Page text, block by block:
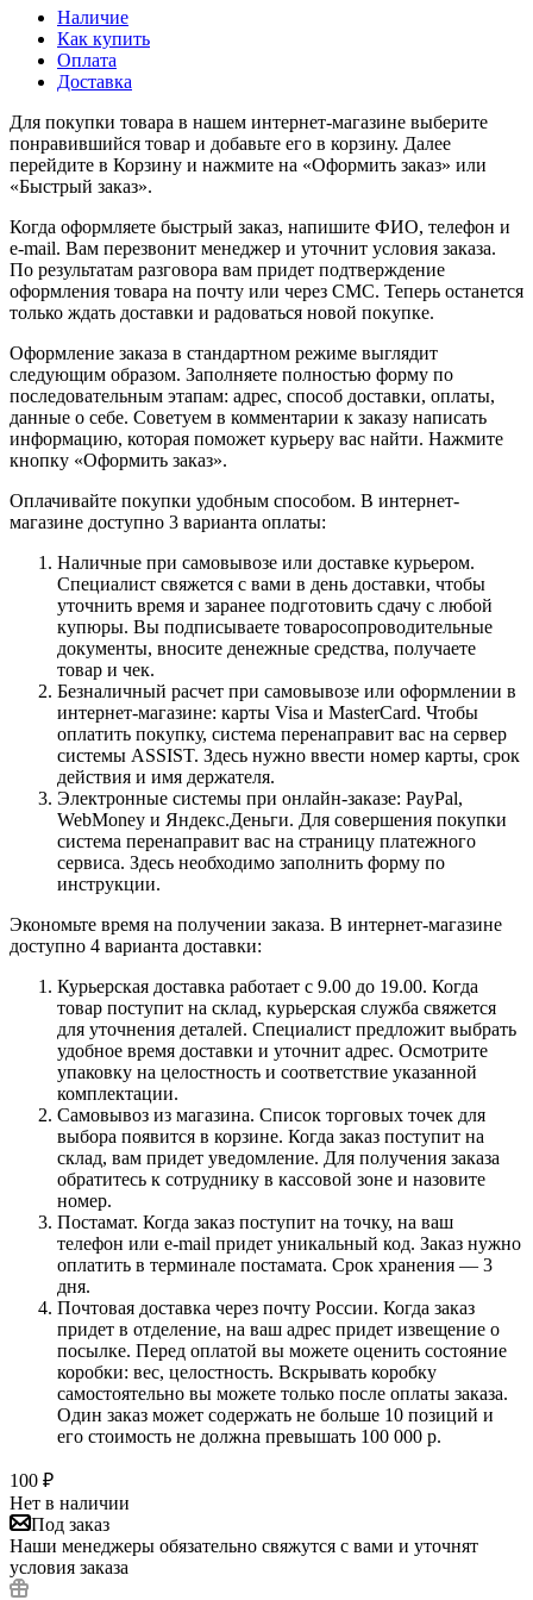
Наличие
Как купить
Оплата
Доставка
Для покупки товара в нашем интернет-магазине выберите
понравившийся товар и добавьте его в корзину. Далее
перейдите в Корзину и нажмите на «Оформить заказ» или
«Быстрый заказ».
Когда оформляете быстрый заказ, напишите ФИО, телефон и
e-mail. Вам перезвонит менеджер и уточнит условия заказа.
По результатам разговора вам придет подтверждение
оформления товара на почту или через СМС. Теперь останется
только ждать доставки и радоваться новой покупке.
Оформление заказа в стандартном режиме выглядит
следующим образом. Заполняете полностью форму по
последовательным этапам: адрес, способ доставки, оплаты,
данные о себе. Советуем в комментарии к заказу написать
информацию, которая поможет курьеру вас найти. Нажмите
кнопку «Оформить заказ».
Оплачивайте покупки удобным способом. В интернет-
магазине доступно 3 варианта оплаты:
Наличные при самовывозе или доставке курьером.
Специалист свяжется с вами в день доставки, чтобы
уточнить время и заранее подготовить сдачу с любой
купюры. Вы подписываете товаросопроводительные
документы, вносите денежные средства, получаете
товар и чек.
Безналичный расчет при самовывозе или оформлении в
интернет-магазине: карты Visa и MasterCard. Чтобы
оплатить покупку, система перенаправит вас на сервер
системы ASSIST. Здесь нужно ввести номер карты, срок
действия и имя держателя.
Электронные системы при онлайн-заказе: PayPal,
WebMoney и Яндекс.Деньги. Для совершения покупки
система перенаправит вас на страницу платежного
сервиса. Здесь необходимо заполнить форму по
инструкции.
Экономьте время на получении заказа. В интернет-магазине
доступно 4 варианта доставки:
Курьерская доставка работает с 9.00 до 19.00. Когда
товар поступит на склад, курьерская служба свяжется
для уточнения деталей. Специалист предложит выбрать
удобное время доставки и уточнит адрес. Осмотрите
упаковку на целостность и соответствие указанной
комплектации.
Самовывоз из магазина. Список торговых точек для
выбора появится в корзине. Когда заказ поступит на
склад, вам придет уведомление. Для получения заказа
обратитесь к сотруднику в кассовой зоне и назовите
номер.
Постамат. Когда заказ поступит на точку, на ваш
телефон или e-mail придет уникальный код. Заказ нужно
оплатить в терминале постамата. Срок хранения — 3
дня.
Почтовая доставка через почту России. Когда заказ
придет в отделение, на ваш адрес придет извещение о
посылке. Перед оплатой вы можете оценить состояние
коробки: вес, целостность. Вскрывать коробку
самостоятельно вы можете только после оплаты заказа.
Один заказ может содержать не больше 10 позиций и
его стоимость не должна превышать 100 000 р.
100 ₽
Нет в наличии
Под заказ
Наши менеджеры обязательно свяжутся с вами и уточнят
условия заказа